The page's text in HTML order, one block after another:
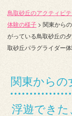
鳥取砂丘のアクティビ
体験の様子 > 関東から
がっている鳥取砂丘の
取砂丘パラグライダ
関東からの
浮遊でき